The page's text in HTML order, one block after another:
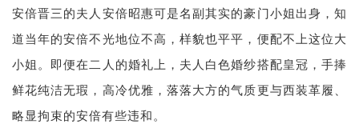
安倍晋三的夫人安倍昭惠可是名副其实的豪门小姐出身，知
道当年的安倍不光地位不高，样貌也平平，便配不上这位大
小姐。即便在二人的婚礼上，夫人白色婚纱搭配皇冠，手捧
鲜花纯洁无瑕，高冷优雅，落落大方的气质更与西装革履、
略显拘束的安倍有些违和。